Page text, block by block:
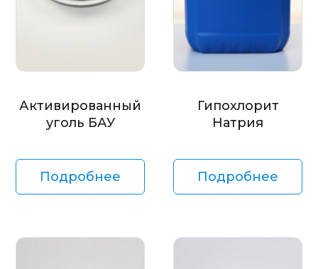
Активированный
уголь БАУ
Подробнее
Гипохлорит
Натрия
Подробнее